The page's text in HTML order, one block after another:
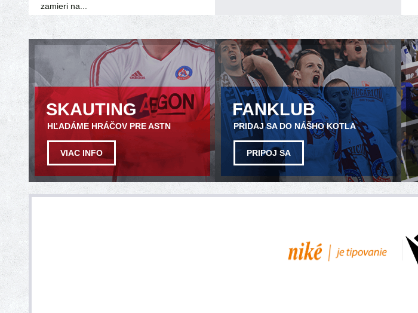
zamieri na...
SKAUTING
HĽADÁME HRÁČOV PRE ASTN
VIAC INFO
FANKLUB
PRIDAJ SA DO NÁŠHO KOTLA
PRIPOJ SA